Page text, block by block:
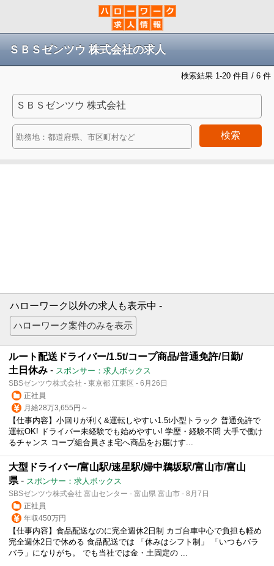
ＳＢＳゼンツウ 株式会社の求人
検索結果 1-20 件目 / 6 件
検索
ハローワーク以外の求人も表示中 -
ルート配送ドライバー/1.5t/コープ商品/普通免許/日勤/
土日休み - スポンサー：求人ボックス
SBSゼンツウ株式会社 - 東京都 江東区 - 6月26日
正社員
月給28万3,655円～
【仕事内容】小回りが利く&運転しやすい1.5t小型トラック 普通免許で
運転OK! ドライバー未経験でも始めやすい! 学歴・経験不問 大手で働け
るチャンス コープ組合員さま宅へ商品をお届けす...
大型ドライバー/富山駅/速星駅/婦中鵜坂駅/富山市/富山
県 - スポンサー：求人ボックス
SBSゼンツウ株式会社 富山センター - 富山県 富山市 - 8月7日
正社員
年収450万円
【仕事内容】食品配送なのに完全週休2日制 カゴ台車中心で負担も軽め
完全週休2日で休める 食品配送では 「休みはシフト制」 「いつもバラ
バラ」になりがち。 でも当社では金・土固定の ...